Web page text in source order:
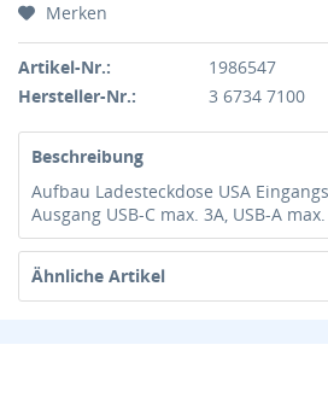
Merken
Artikel-Nr.:
1986547
Hersteller-Nr.:
3 6734 7100
Beschreibung
Aufbau Ladesteckdose USA
Ausgang USB-C max. 3A, USB-A
Ähnliche Artikel